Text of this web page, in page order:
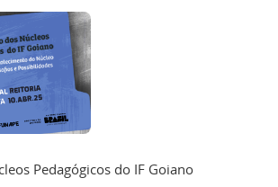
Pedagógicos do IF Goiano